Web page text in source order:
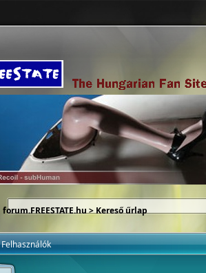
forum.FREESTATE.hu> Kereső űrlap
Felhasználók